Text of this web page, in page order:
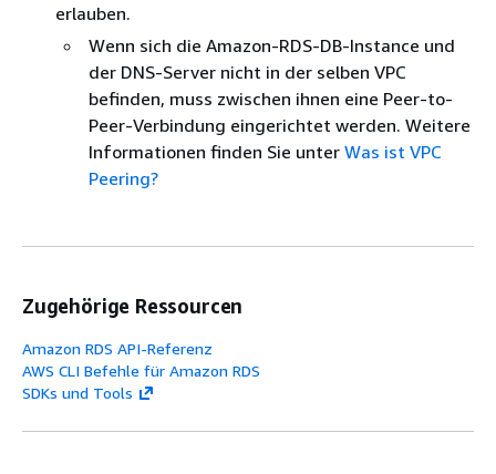
erlauben.
Wenn sich die Amazon-RDS-DB-Instance und
der DNS-Server nicht in der selben VPC
befinden, muss zwischen ihnen eine Peer-to-
Peer-Verbindung eingerichtet werden. Weitere
Informationen finden Sie unter Was ist VPC
Peering?
Zugehörige Ressourcen
Amazon RDS API-Referenz
AWS CLI Befehle für Amazon RDS
SDKs und Tools